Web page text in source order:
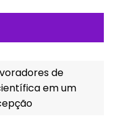
de
em um